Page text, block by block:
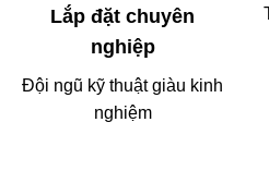
Lắp đặt chuyên
nghiệp
Đội ngũ kỹ thuật giàu kinh
nghiệm